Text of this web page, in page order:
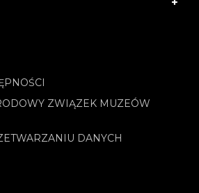
ZWIĄZEK MUZEÓW
DANYCH